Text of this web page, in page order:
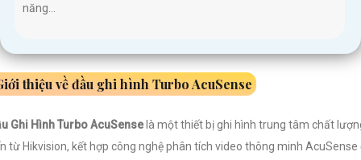
năng...
thiệu về đầu ghi hình Turbo AcuSense
Ghi Hình Turbo AcuSenselà một thiết bị ghi hình trung tâm chất
từ Hikvision, kết hợp công nghệ phân tích video thông minh AcuSense